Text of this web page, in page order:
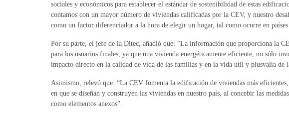
sociales y económicos para establecer el estándar de sostenibilidad de estas
contamos con un mayor número de viviendas calificadas por la CEV, y nuestro
como un factor diferenciador a la hora de elegir un hogar, tal como ocurre en países
Por su parte, el jefe de la Ditec, añadió que: “La información que proporciona la
para los usuarios finales, ya que una vivienda energéticamente eficiente, no sólo
impacto directo en la calidad de vida de las familias y en la vida útil y plusvalía de
Asimismo, relevó que: “La CEV fomenta la edificación de viviendas más
en que se diseñan y construyen las viviendas en nuestro país, al concebir las
como elementos anexos”.